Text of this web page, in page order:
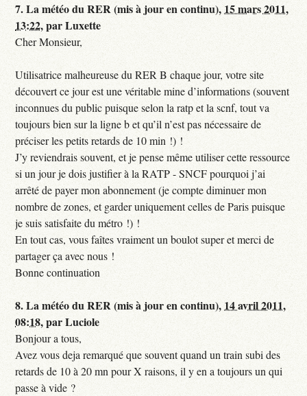
7.La météo du RER (mis à jour en continu), 15 mars 2011,
13:22,parLuxette
Cher Monsieur,
Utilisatrice malheureuse du RER B chaque jour, votre site
découvert ce jour est une véritable mine d’informations (souvent
inconnues du public puisque selon la ratp et la scnf, tout va
toujours bien sur la ligne b et qu’il n’est pas nécessaire de
préciser les petits retards de 10 min !) !
J’y reviendrais souvent, et je pense même utiliser cette ressource
si un jour je dois justifier à la RATP - SNCF pourquoi j’ai
arrêté de payer mon abonnement (je compte diminuer mon
nombre de zones, et garder uniquement celles de Paris puisque
je suis satisfaite du métro !) !
En tout cas, vous faîtes vraiment un boulot super et merci de
partager ça avec nous !
Bonne continuation
8.La météo du RER (mis à jour en continu), 14 avril 2011,
08:18,parLuciole
Bonjour a tous,
Avez vous deja remarqué que souvent quand un train subi des
retards de 10 à 20 mn pour X raisons, il y en a toujours un qui
passe à vide ?